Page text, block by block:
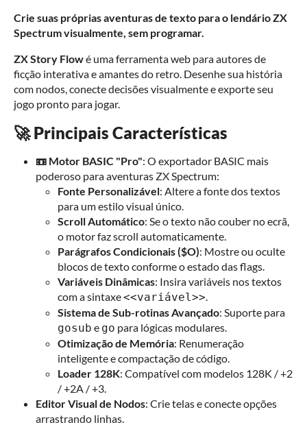
Crie suas próprias aventuras de texto para o lendário ZX
Spectrum visualmente, sem programar.
ZX Story Flowé uma ferramenta web para autores de
ficção interativa e amantes do retro. Desenhe sua história
com nodos, conecte decisões visualmente e exporte seu
jogo pronto para jogar.
🚀 Principais Características
📼 Motor BASIC "Pro": O exportador BASIC mais
poderoso para aventuras ZX Spectrum:
Fonte Personalizável: Altere a fonte dos textos
para um estilo visual único.
Scroll Automático: Se o texto não couber no ecrã,
o motor faz scroll automaticamente.
Parágrafos Condicionais ($O): Mostre ou oculte
blocos de texto conforme o estado das flags.
Variáveis Dinâmicas: Insira variáveis nos textos
com a sintaxe<<variável>>
Sistema de Sub-rotinas Avançado: Suporte para
gosub e go para lógicas modulares.
Otimização de Memória: Renumeração
inteligente e compactação de código.
Loader 128K: Compatível com modelos 128K / +2
/ +2A / +3.
Editor Visual de Nodos: Crie telas e conecte opções
arrastrando linhas.